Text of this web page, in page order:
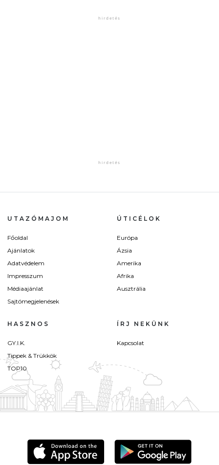
UTAZÓMAJOM
Főoldal
Ajánlatok
Adatvédelem
Impresszum
Médiaajánlat
Sajtómegjelenések
ÚTICÉLOK
Európa
Ázsia
Amerika
Afrika
Ausztrália
HASZNOS
GY.I.K.
Tippek & Trükkök
TOP10
ÍRJ NEKÜNK
Kapcsolat